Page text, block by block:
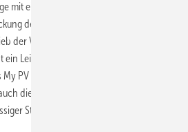
mit einer Leistung von elf Kilowatt, die
des Gebäudes ist. Der Sonnenstrom
der Verbraucher im Gebäude genutzt.
Leistungssteller AC Thor des
PV die Sonnenenergie in die
die Wärmeversorgung abgedeckt ist,
Strom ins Netz.